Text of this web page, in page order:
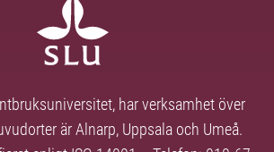
har verksamhet över
är Alnarp, Uppsala och Umeå.